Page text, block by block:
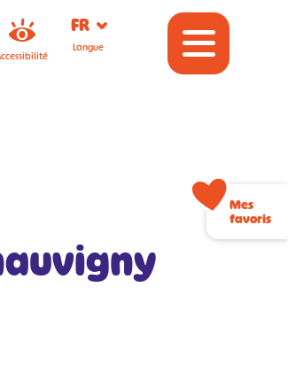
FR
Langue
Mes
favoris